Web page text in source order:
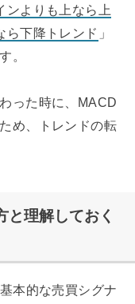
ンよりも上なら上
ら下降トレンド 」
。
った時に、MACD
め、トレンドの転
と理解しておく
本的な売買シグナ